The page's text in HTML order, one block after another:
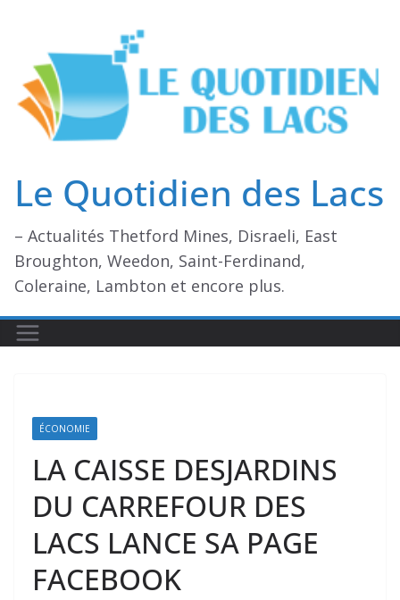
contenu
Le Quotidien des Lacs
– Actualités Thetford Mines, Disraeli, East
Broughton, Weedon, Saint-Ferdinand,
Coleraine, Lambton et encore plus.
ÉCONOMIE
LA CAISSE DESJARDINS
DU CARREFOUR DES
LACS LANCE SA PAGE
FACEBOOK